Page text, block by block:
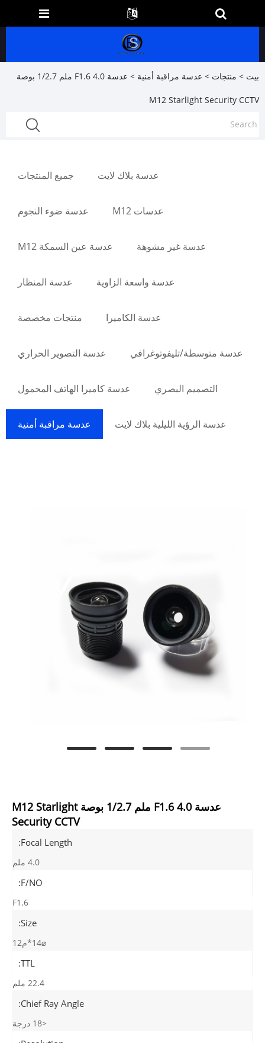
بيت > منتجات > عدسة مراقبة أمنية > عدسة F1.6 4.0 ملم 1/2.7 بوصة
M12 Starlight Security CCTV
جميع المنتجات عدسة بلاك لايت
عدسة ضوء النجوم عدسات M12
عدسة عين السمكة M12 عدسة غير مشوهة
عدسة المنظار عدسة واسعة الزاوية
منتجات مخصصة عدسة الكاميرا
عدسة التصوير الحراري عدسة متوسطة/تليفوتوغرافي
عدسة كاميرا الهاتف المحمول التصميم البصري
عدسة مراقبة أمنية عدسة الرؤية الليلية بلاك لايت
عدسة F1.6 4.0 ملم 1/2.7 بوصة M12 Starlight
Security CCTV
Focal Length:
4.0 ملم
F/NO:
F1.6
Size:
⌀14*م12
TTL:
22.4 ملم
Chief Ray Angle:
<18 درجة